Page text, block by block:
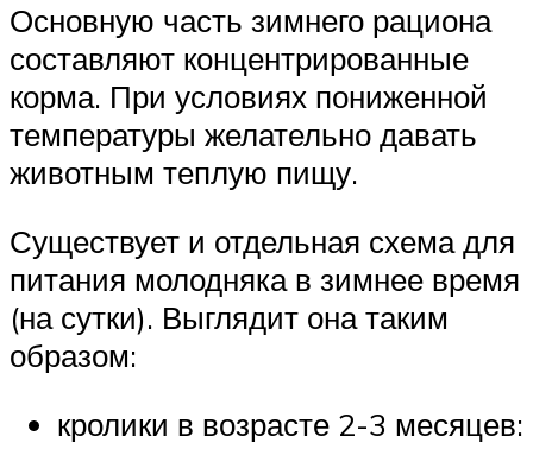
Основную часть зимнего рациона
составляют концентрированные
корма. При условиях пониженной
температуры желательно давать
животным теплую пищу.
Существует и отдельная схема для
питания молодняка в зимнее время
(на сутки). Выглядит она таким
образом:
кролики в возрасте 2-3 месяцев: